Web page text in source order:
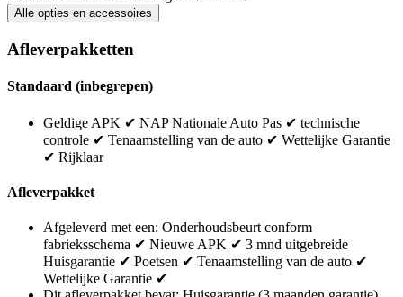
Alle opties en accessoires
Afleverpakketten
Standaard (inbegrepen)
Geldige APK ✔ NAP Nationale Auto Pas ✔ technische
controle ✔ Tenaamstelling van de auto ✔ Wettelijke Garantie
✔ Rijklaar
Afleverpakket
Afgeleverd met een: Onderhoudsbeurt conform
fabrieksschema ✔ Nieuwe APK ✔ 3 mnd uitgebreide
Huisgarantie ✔ Poetsen ✔ Tenaamstelling van de auto ✔
Wettelijke Garantie ✔